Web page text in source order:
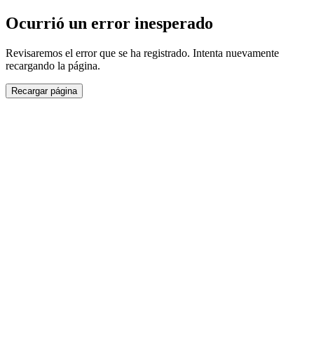
Ocurrió un error inesperado
Revisaremos el error que se ha registrado. Intenta nuevamente
recargando la página.
Recargar página